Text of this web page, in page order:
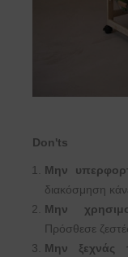
Don'ts
Μην
διακόσμηση
Μην
Πρόσθεσε
Μην ξεχνάς